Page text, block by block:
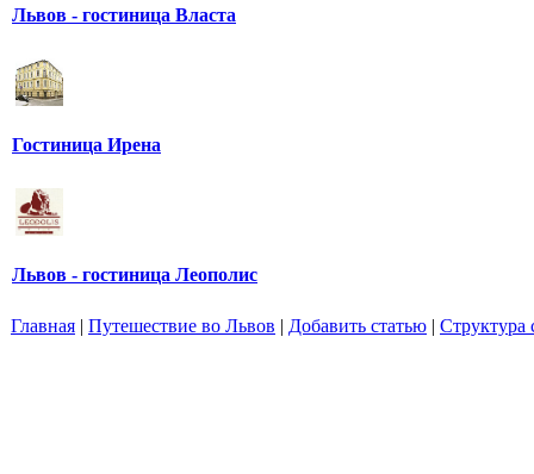
Львов - гостиница Власта
Гостиница Ирена
Львов - гостиница Леополис
Главная | Путешествие во Львов | Добавить статью | Структура